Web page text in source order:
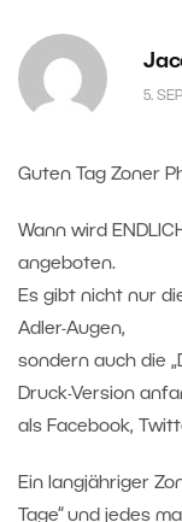
5.
Guten Tag Zoner
Wann wird
angeboten.
Es gibt nicht nur
Adler-Augen,
sondern auch die
Druck-Version
als Facebook,
Ein langjähriger
Tage“ und jedes